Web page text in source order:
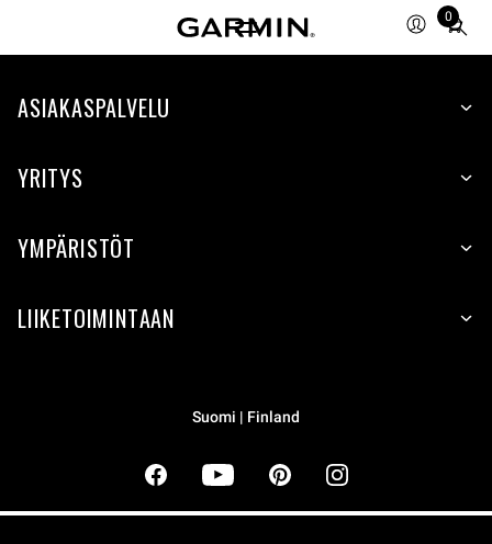
0
Total
ASIAKASPALVELU
YRITYS
YMPÄRISTÖT
LIIKETOIMINTAAN
Suomi | Finland